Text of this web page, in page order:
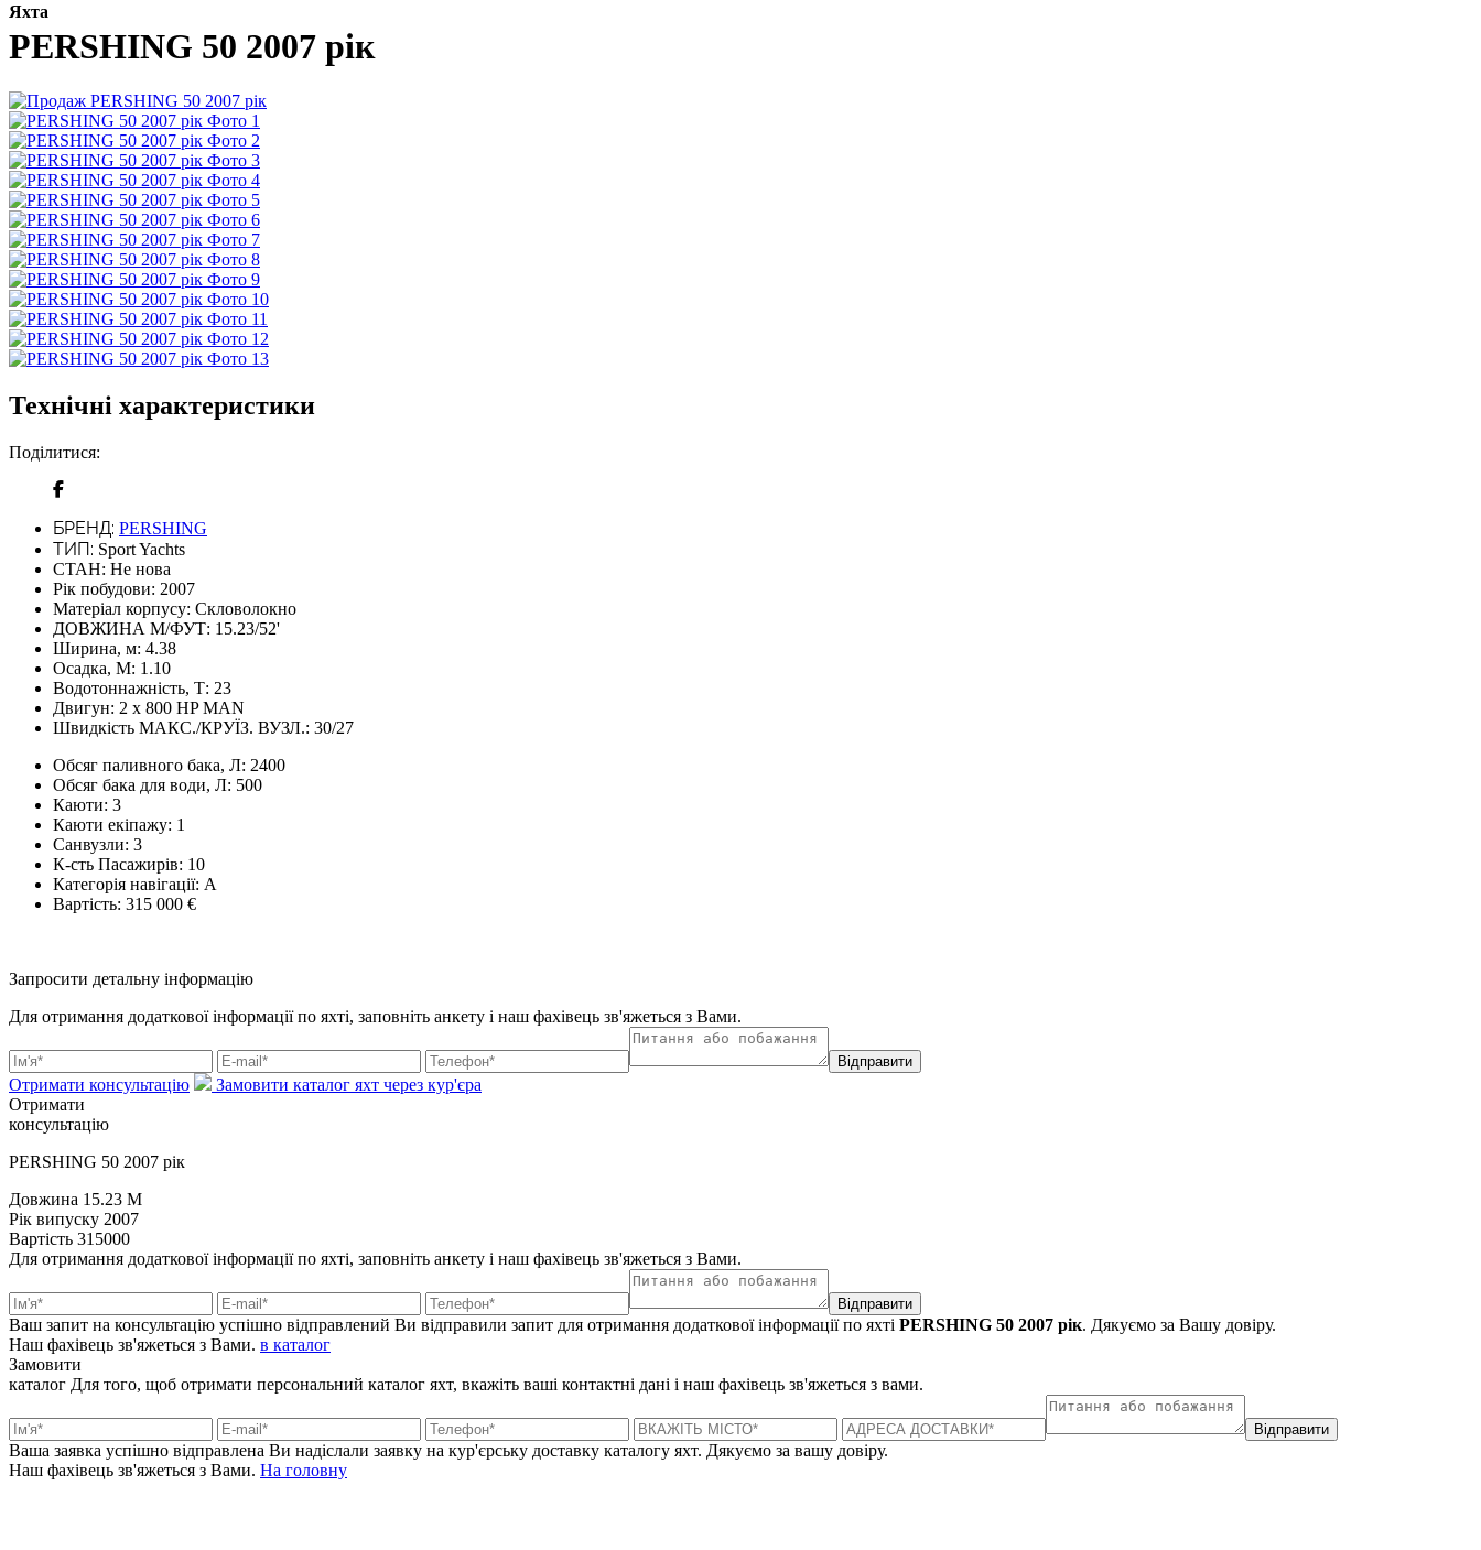
Яхта
PERSHING 50 2007 рік
Технічні характеристики
Поділитися:
БРЕНД: PERSHING
ТИП: Sport Yachts
СТАН: Не нова
Рік побудови: 2007
Матеріал корпусу: Скловолокно
ДОВЖИНА М/ФУТ: 15.23/52'
Ширина, м: 4.38
Осадка, М: 1.10
Водотоннажність, Т: 23
Двигун: 2 x 800 HP MAN
Швидкість МАКС./КРУЇЗ. ВУЗЛ.: 30/27
Обсяг паливного бака, Л: 2400
Обсяг бака для води, Л: 500
Каюти: 3
Каюти екіпажу: 1
Санвузли: 3
К-сть Пасажирів: 10
Категорія навігації: A
Вартість: 315 000 €
Запросити детальну інформацію
Для отримання додаткової інформації по яхті, заповніть анкету і наш фахівець зв'яжеться з Вами.
Відправити
Отримати консультацію
Замовити каталог яхт через кур'єра
Отримати
консультацію
PERSHING 50 2007 рік
Довжина 15.23 M
Рік випуску 2007
Вартість 315000
Для отримання додаткової інформації по яхті, заповніть анкету і наш фахівець зв'яжеться з Вами.
Відправити
Ваш запит на консультацію успішно відправлений Ви відправили запит для отримання додаткової інформації по яхті PERSHING 50 2007 рік. Дякуємо за Вашу довіру.
Наш фахівець зв'яжеться з Вами. в каталог
Замовити
каталог Для того, щоб отримати персональний каталог яхт, вкажіть ваші контактні дані і наш фахівець зв'яжеться з вами.
Відправити
Ваша заявка успішно відправлена Ви надіслали заявку на кур'єрську доставку каталогу яхт. Дякуємо за вашу довіру.
Наш фахівець зв'яжеться з Вами. На головну